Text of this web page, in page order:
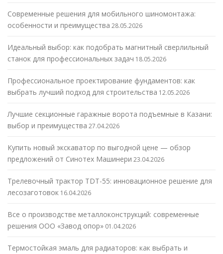
Современные решения для мобильного шиномонтажа:
особенности и преимущества 28.05.2026
Идеальный выбор: как подобрать магнитный сверлильный
станок для профессиональных задач 18.05.2026
Профессиональное проектирование фундаментов: как
выбрать лучший подход для строительства 12.05.2026
Лучшие секционные гаражные ворота подъемные в Казани:
выбор и преимущества 27.04.2026
Купить новый экскаватор по выгодной цене — обзор
предложений от Синотех Машинери 23.04.2026
Трелевочный трактор TDT-55: инновационное решение для
лесозаготовок 16.04.2026
Все о производстве металлоконструкций: современные
решения ООО «Завод опор» 01.04.2026
Термостойкая эмаль для радиаторов: как выбрать и